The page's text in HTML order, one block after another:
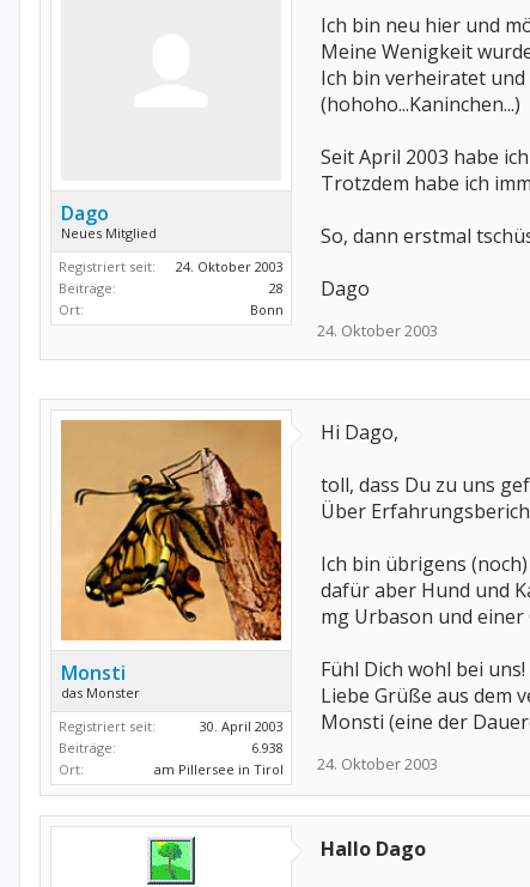
Dago
Neues Mitglied
Registriert seit:
24. Oktober 2003
Beiträge:
28
Ort:
Bonn
Ich bin neu hier und
Meine Wenigkeit
Ich bin verheiratet und
(hohoho...Kaninchen...)
Seit April 2003 habe
Trotzdem habe ich
So, dann erstmal
Dago
24. Oktober 2003
Monsti
das Monster
Registriert seit:
30. April 2003
Beiträge:
6.938
Ort:
am Pillersee in Tirol
Hi Dago,
toll, dass Du zu uns
Über
Ich bin übrigens
dafür aber Hund und
mg Urbason und
Fühl Dich wohl bei uns!
Liebe Grüße aus dem
Monsti (eine der
24. Oktober 2003
Hallo Dago